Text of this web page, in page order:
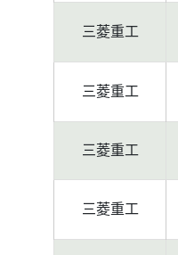
三菱重工
三菱重工
三菱重工
三菱重工